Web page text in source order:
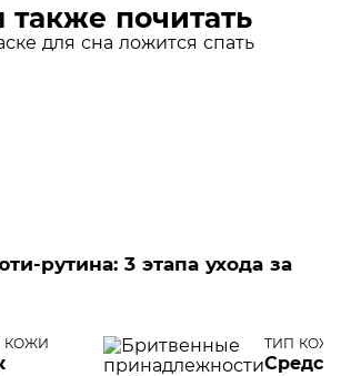
также почитать
рутина: 3 этапа ухода за
КОЖИ
ТИП